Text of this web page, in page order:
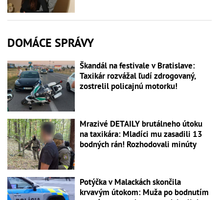
DOMÁCE SPRÁVY
Škandál na festivale v Bratislave:
Taxikár rozvážal ľudí zdrogovaný,
zostrelil policajnú motorku!
Mrazivé DETAILY brutálneho útoku
na taxikára: Mladíci mu zasadili 13
bodných rán! Rozhodovali minúty
Potýčka v Malackách skončila
krvavým útokom: Muža po bodnutím